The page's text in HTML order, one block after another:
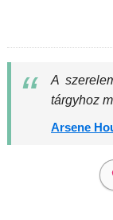
A
tárgyhoz
Arsene